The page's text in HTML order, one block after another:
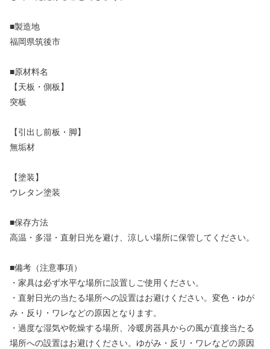
■製造地
福岡県筑後市
■原材料名
【天板・側板】
突板
【引出し前板・脚】
無垢材
【塗装】
ウレタン塗装
■保存方法
高温・多湿・直射日光を避け、涼しい場所に保管してください。
■備考（注意事項）
・家具は必ず水平な場所に設置しご使用ください。
・直射日光の当たる場所への設置はお避けください。変色・ゆが
み・反り・ワレなどの原因となります。
・過度な湿気や乾燥する場所、冷暖房器具からの風が直接当たる
場所への設置はお避けください。ゆがみ・反リ・ワレなどの原因